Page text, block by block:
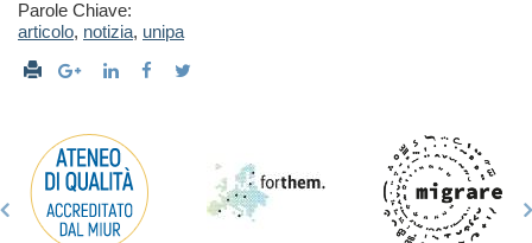
Parole Chiave:
articolo, notizia, unipa